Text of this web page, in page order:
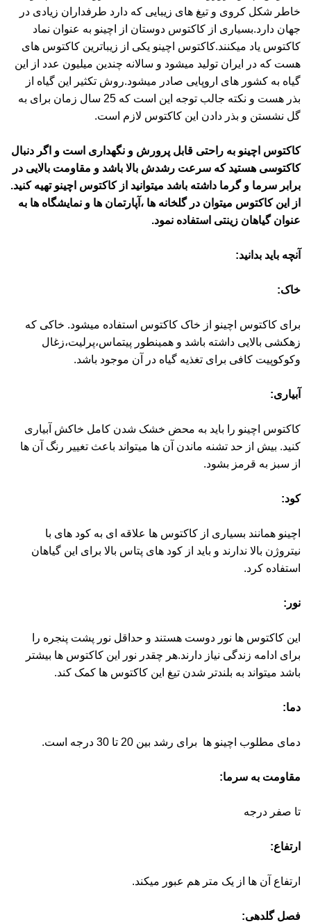
خاطر شکل کروی و تیغ های زیبایی که دارد طرفداران زیادی در
جهان دارد.بسیاری از کاکتوس دوستان از اچینو به عنوان نماد
کاکتوس یاد میکنند.کاکتوس اچینو یکی از زیباترین کاکتوس های
هست که در ایران تولید میشود و سالانه چندین میلیون عدد از این
گیاه به کشور های اروپایی صادر میشود.روش تکثیر این گیاه از
بذر هست و نکته جالب توجه این است که 25 سال زمان برای به
گل نشستن و بذر دادن این کاکتوس لازم است.
کاکتوس اچینو به راحتی قابل پرورش و نگهداری است و اگر دنبال
کاکتوسی هستید که سرعت رشدش بالا باشد و مقاومت بالایی در
برابر سرما و گرما داشته باشد میتوانید از کاکتوس اچینو تهیه کنید.
از این کاکتوس میتوان در گلخانه ها ،آپارتمان ها و نمایشگاه ها به
عنوان گیاهان زینتی استفاده نمود.
آنچه باید بدانید:
خاک:
برای کاکتوس اچینو از خاک کاکتوس استفاده میشود. خاکی که
زهکشی بالایی داشته باشد و همینطور پیتماس،پرلیت،زغال
وکوکوپیت کافی برای تغذیه گیاه در آن موجود باشد.
آبیاری:
کاکتوس اچینو را باید به محض خشک شدن کامل خاکش آبیاری
کنید. بیش از حد تشنه ماندن آن ها میتواند باعث تغییر رنگ آن ها
از سبز به قرمز بشود.
کود:
اچینو همانند بسیاری از کاکتوس ها علاقه ای به کود های با
نیتروژن بالا ندارند و باید از کود های پتاس بالا برای این گیاهان
استفاده کرد.
نور:
این کاکتوس ها نور دوست هستند و حداقل نور پشت پنجره را
برای ادامه زندگی نیاز دارند.هر چقدر نور این کاکتوس ها بیشتر
باشد میتواند به بلندتر شدن تیغ این کاکتوس ها کمک کند.
دما:
دمای مطلوب اچینو ها برای رشد بین 20 تا 30 درجه است.
مقاومت به سرما:
تا صفر درجه
ارتفاع:
ارتفاع آن ها از یک متر هم عبور میکند.
فصل گلدهی: